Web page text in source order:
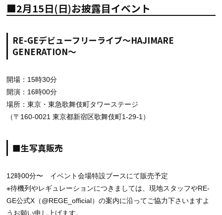
■2月15日(日)お披露目イベント
RE-GEデビューフリーライブ〜HAJIMARE
GENERATION〜
開場：15時30分
開演：16時00分
場所：東京・東急歌舞伎町タワーステージ
（〒160-0021 東京都新宿区歌舞伎町1-29-1）
■生写真販売
12時00分〜 イベント会場特設ブースにて販売予定
※待機列やレギュレーションにつきましては、現地スタッフやRE-
GE公式X（@REGE_official）の案内に沿ってご協力下さいますよ
うお願い申し上げます。